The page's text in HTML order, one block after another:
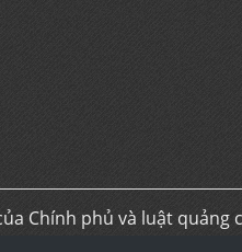
Chính phủ và luật
phi lơi nhuận. Chúng tôi